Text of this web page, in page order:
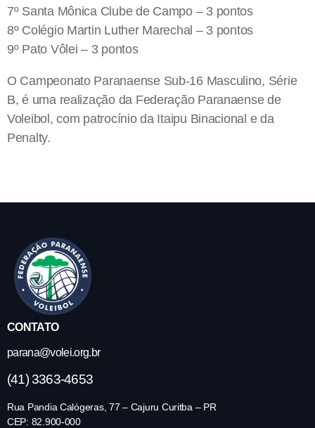
7º Santa Mônica Clube de Campo – 3 pontos
8º Colégio Martin Luther Marechal – 3 pontos
9º Pato Vôlei – 3 pontos
O Campeonato Paranaense Sub-16 Masculino, Série
B, é uma realização da Federação Paranaense de
Voleibol, com patrocínio da Itaipu Binacional e da
Penalty.
CONTATO
parana@volei.org.br
(41) 3363-4653
Rua Pandia Calógeras, 77 – Cajuru Curitba – PR
CEP: 82.900-000